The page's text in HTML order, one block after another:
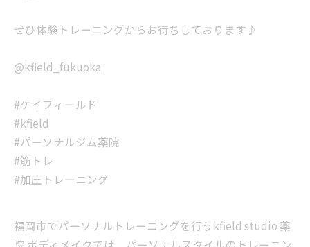
ぜひ体験トレーニングからお待ちしております♪
@kfield_fukuoka
#ケイフィールド
#kfield
#パーソナルジム薬院
#筋トレ
#加圧トレーニング
福岡市でパーソナルトレーニングを行うkfield studio 薬